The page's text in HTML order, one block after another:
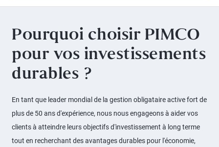
Pourquoi choisir PIMCO
pour vos investissements
durables ?
En tant que leader mondial de la gestion obligataire active fort de
plus de 50 ans d'expérience, nous nous engageons à aider vos
clients à atteindre leurs objectifs d'investissement à long terme
tout en recherchant des avantages durables pour l'économie,